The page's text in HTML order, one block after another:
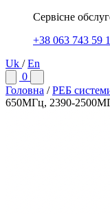
Сервісне
+38 063 743 59
Uk / En
0
Головна / РЕБ
650МГц, 2390-